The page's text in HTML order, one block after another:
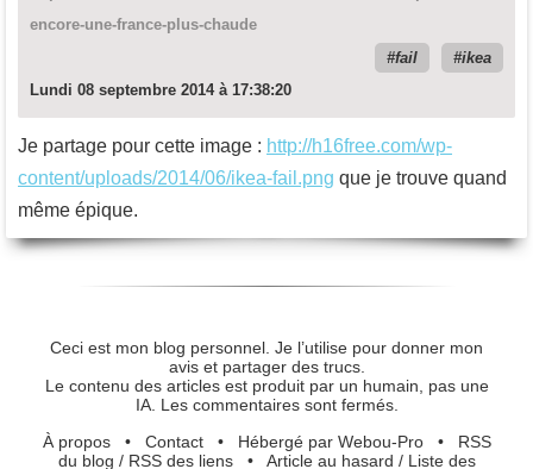
encore-une-france-plus-chaude
fail
ikea
Lundi 08 septembre 2014 à 17:38:20
Je partage pour cette image : http://h16free.com/wp-
content/uploads/2014/06/ikea-fail.png que je trouve quand
même épique.
Ceci est mon blog personnel. Je l’utilise pour donner mon
avis et partager des trucs.
Le contenu des articles est produit par un humain, pas une
IA. Les commentaires sont fermés.
À propos• Contact• Hébergé par Webou-Pro• RSS
du blog / RSS des liens• Article au hasard / Liste des